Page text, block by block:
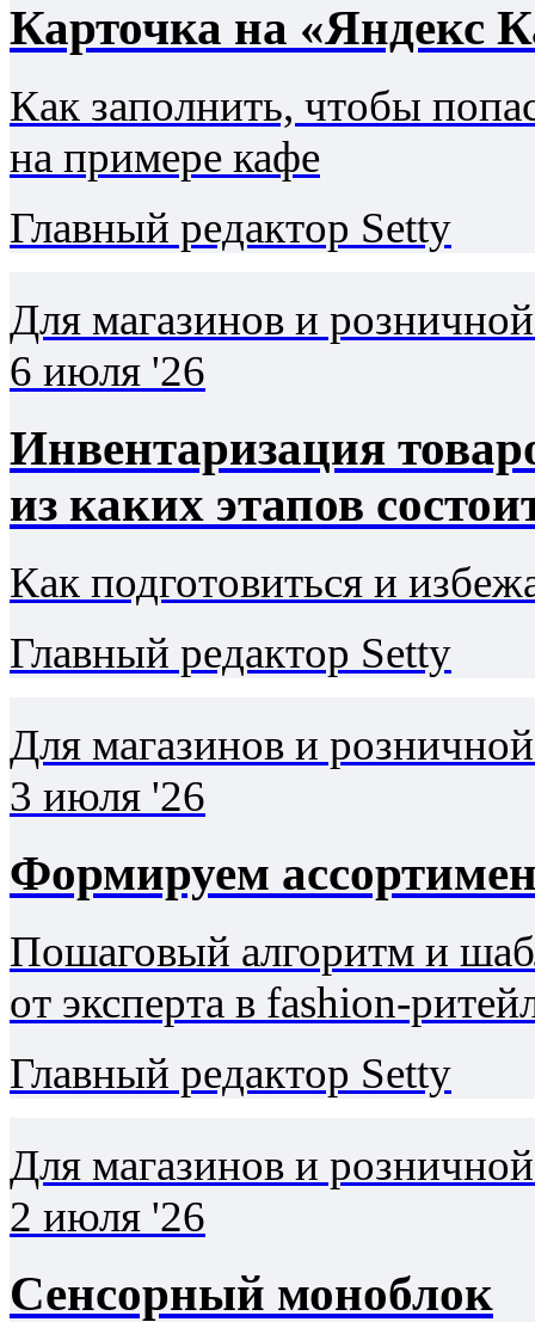
Карточка на «Яндекс
Как заполнить, чтобы
на примере кафе
Главный редактор Setty
Для магазинов и
6 июля '26
Инвентаризация
из каких этапов
Как подготовиться и
Главный редактор Setty
Для магазинов и
3 июля '26
Формируем
Пошаговый алгоритм и
от эксперта в
Главный редактор Setty
Для магазинов и
2 июля '26
Сенсорный моноблок